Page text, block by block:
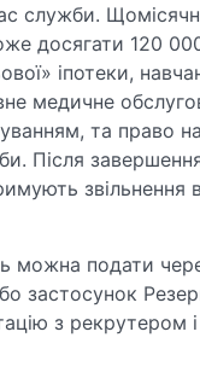
служби.
досягати 120
іпотеки,
медичне
та право
Після
звільнення
можна подати
застосунок
з рекрутером і